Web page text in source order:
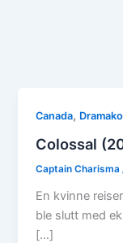
Canada,
Colossal
Captain Charisma
En kvinne
ble slutt med
[…]